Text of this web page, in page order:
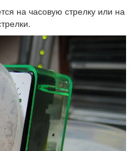
на часовую стрелку или на